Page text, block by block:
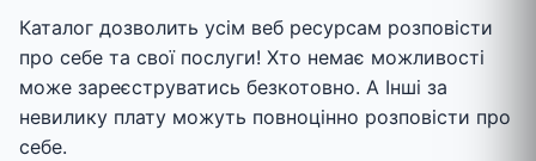
Каталог дозволить усім веб ресурсам розповісти
про себе та свої послуги! Хто немає можливості
може зареєструватись безкотовно. А Інші за
невилику плату можуть повноцінно розповісти про
себе.